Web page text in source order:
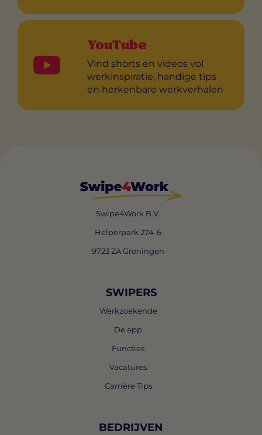
YouTube
Vind shorts en videos vol
werkinspiratie, handige tips
en herkenbare werkverhalen
Swipe4Work B.V.
Helperpark 274-6
9723 ZA Groningen
SWIPERS
Werkzoekende
De app
Functies
Vacatures
Carrière Tips
BEDRIJVEN